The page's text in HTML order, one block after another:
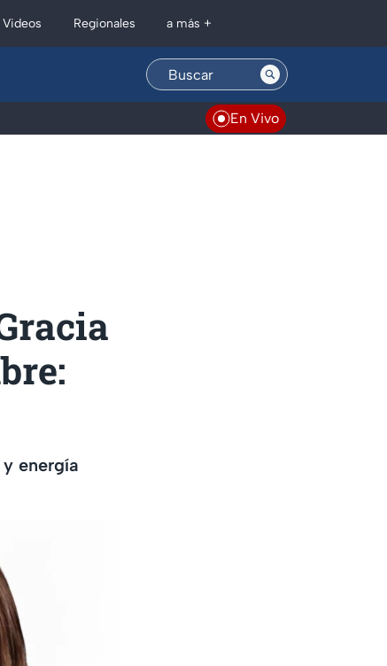
Videos Regionales a más +
En Vivo
energía